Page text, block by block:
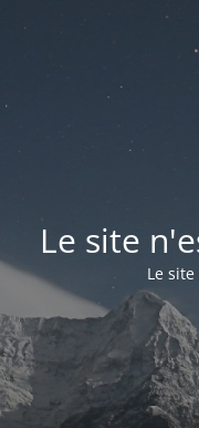
Le site
Le